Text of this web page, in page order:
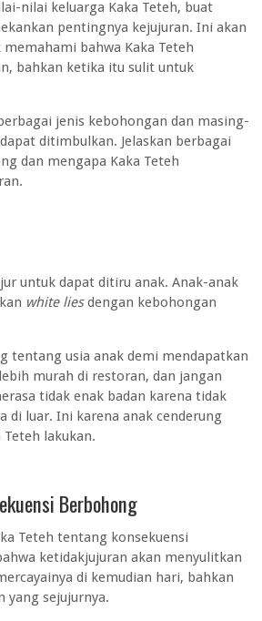
nilai keluarga Kaka Teteh, buat
pentingnya kejujuran. Ini akan
bahwa Kaka Teteh
bahkan ketika itu sulit untuk
jenis kebohongan dan masing-
ditimbulkan. Jelaskan berbagai
dan mengapa Kaka Teteh
untuk dapat ditiru anak. Anak-anak
white liesdengan kebohongan
tentang usia anak demi mendapatkan
murah di restoran, dan jangan
tidak enak badan karena tidak
di luar. Ini karena anak cenderung
Teteh lakukan.
Berbohong
Teteh tentang konsekuensi
ketidakjujuran akan menyulitkan
di kemudian hari, bahkan
yang sejujurnya.